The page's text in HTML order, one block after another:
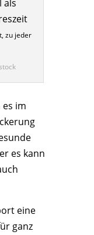
zu jeder
im
es kann
eine
ganz